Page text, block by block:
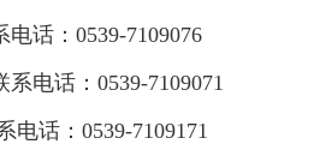
话：0539-7109076
电话：0539-7109071
电话：0539-7109171